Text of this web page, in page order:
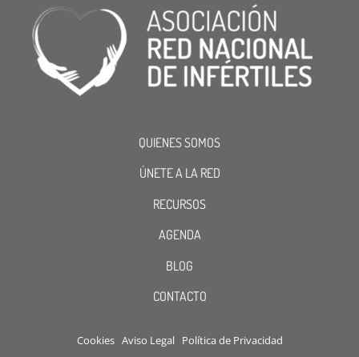
QUIENES SOMOS
ÚNETE A LA RED
RECURSOS
AGENDA
BLOG
CONTACTO
Cookies Aviso Legal Política de Privacidad